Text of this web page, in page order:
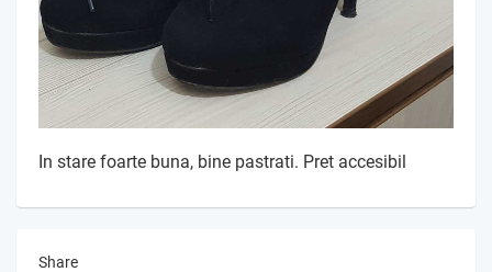
In stare foarte buna, bine pastrati. Pret accesibil
Share